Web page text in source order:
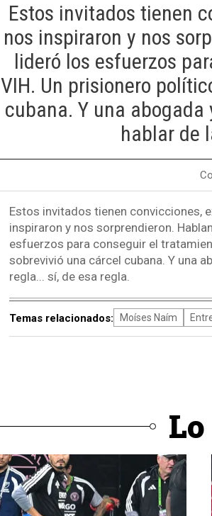
Estos invitados tienen
nos inspiraron y nos
lideró los esfuerzos
VIH. Un prisionero
cubana. Y una
hablar de
Estos invitados tienen convicciones,
inspiraron y nos sorprendieron.
esfuerzos para conseguir el
sobrevivió una cárcel cubana. Y una
regla... sí, de esa regla.
Temas relacionados: Moíses Naím